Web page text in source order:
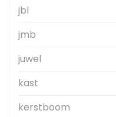
jbl
jmb
juwel
kast
kerstboom